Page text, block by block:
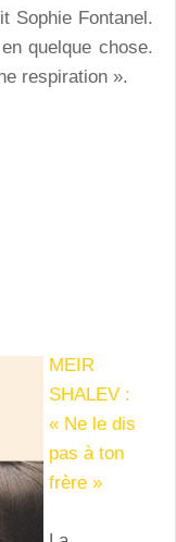
Sophie Fontanel.
quelque chose.
respiration ».
MEIR
SHALEV :
« Ne le dis
pas à ton
frère »